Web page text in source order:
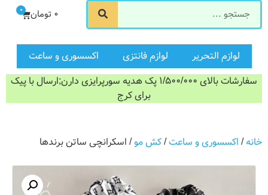
0 تومان 0
لوازم التحریر لوازم فانتزی
اکسسوری و ساعت
سفارشات بالای 1/500/000 پک هدیه سورپرایزی دارن;ارسال با پیک
برای کرج
خانه/ اکسسوری و ساعت/کش مو/ اسکرانچی ساتن برندها